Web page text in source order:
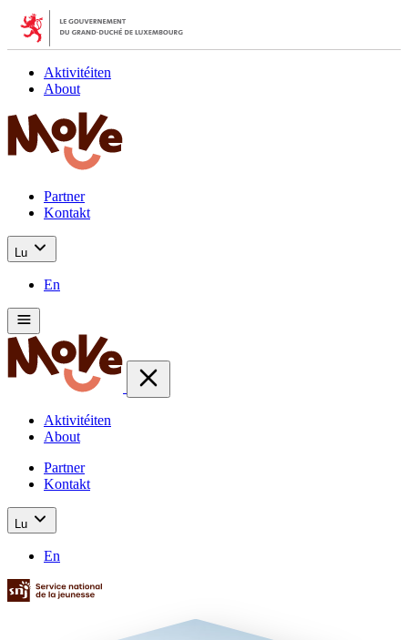
Aktivitéiten
About
Partner
Kontakt
Lu
En
Aktivitéiten
About
Partner
Kontakt
Lu
En